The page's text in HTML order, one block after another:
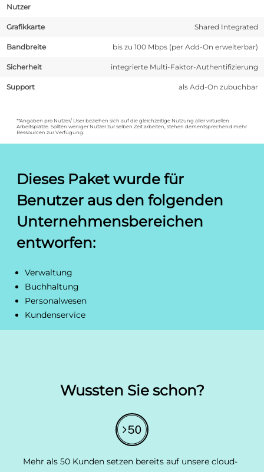
Nutzer
Grafikkarte Shared Integrated
Bandbreite bis zu 100 Mbps (per Add-On erweiterbar)
Sicherheit integrierte Multi-Faktor-Authentifizierung
Support als Add-On zubuchbar
**Angaben pro Nutzer/ User beziehen sich auf die gleichzeitige Nutzung aller virtuellen
Arbeitsplätze. Sollten weniger Nutzer zur selben Zeit arbeiten, stehen dementsprechend mehr
Ressourcen zur Verfügung.
Dieses Paket wurde für
Benutzer aus den folgenden
Unternehmensbereichen
entworfen:
Verwaltung
Buchhaltung
Personalwesen
Kundenservice
Wussten Sie schon?
Mehr als 50 Kunden setzen bereits auf unsere cloud-